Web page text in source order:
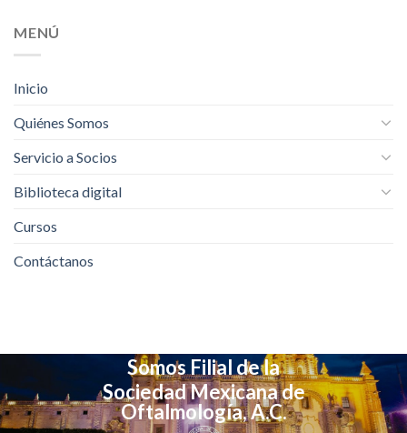
MENÚ
Inicio
Quiénes Somos
Servicio a Socios
Biblioteca digital
Cursos
Contáctanos
Somos Filial de la
Sociedad Mexicana de
Oftalmología, A.C.